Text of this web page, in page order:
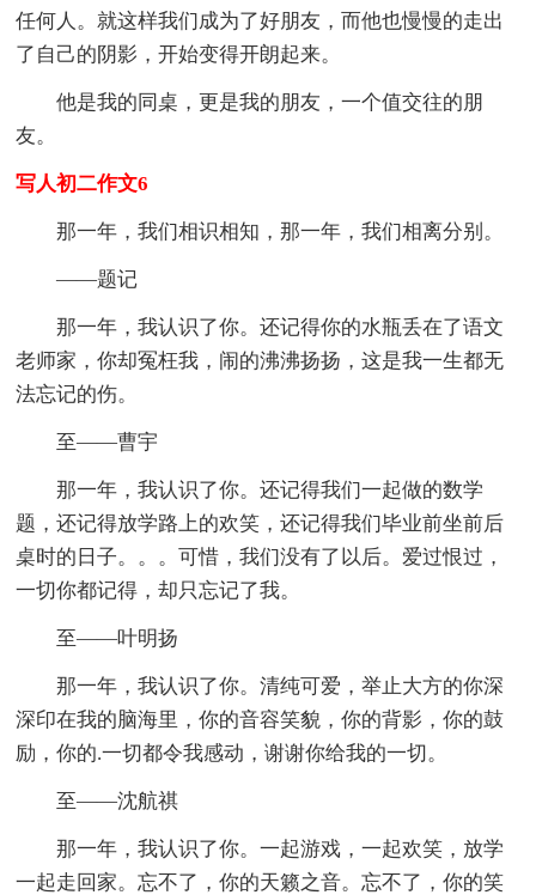
任何人。就这样我们成为了好朋友，而他也慢慢的走出
了自己的阴影，开始变得开朗起来。
他是我的同桌，更是我的朋友，一个值交往的朋
友。
写人初二作文6
那一年，我们相识相知，那一年，我们相离分别。
——题记
那一年，我认识了你。还记得你的水瓶丢在了语文
老师家，你却冤枉我，闹的沸沸扬扬，这是我一生都无
法忘记的伤。
至——曹宇
那一年，我认识了你。还记得我们一起做的数学
题，还记得放学路上的欢笑，还记得我们毕业前坐前后
桌时的日子。。。可惜，我们没有了以后。爱过恨过，
一切你都记得，却只忘记了我。
至——叶明扬
那一年，我认识了你。清纯可爱，举止大方的你深
深印在我的脑海里，你的音容笑貌，你的背影，你的鼓
励，你的.一切都令我感动，谢谢你给我的一切。
至——沈航祺
那一年，我认识了你。一起游戏，一起欢笑，放学
一起走回家。忘不了，你的天籁之音。忘不了，你的笑